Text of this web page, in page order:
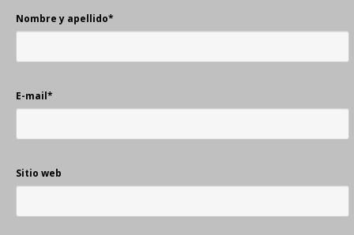
Nombre y apellido*
E-mail*
Sitio web